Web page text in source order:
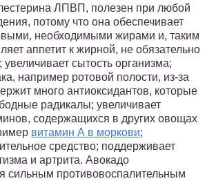
ЛПВП, полезен при любой
потому что она обеспечивает
необходимыми жирами и, таким
аппетит к жирной, не обязательно
сытость организма;
например ротовой полости, из-за
много антиоксидантов, которые
радикалы; увеличивает
содержащихся в других овощах
витамин А в моркови;
средство; поддерживает
и артрита. Авокадо
сильным противовоспалительным